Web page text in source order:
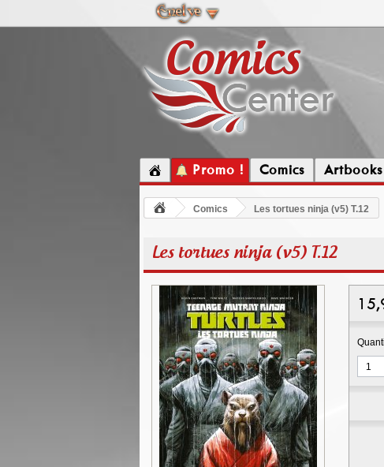
Promo ! Comics Artbooks
Comics Les tortues ninja (v5) T.12
Les tortues ninja (v5) T.12